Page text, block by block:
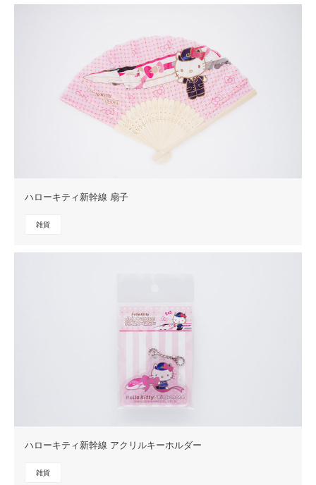
ハローキティ新幹線 扇子
雑貨
ハローキティ新幹線 アクリルキーホルダー
雑貨